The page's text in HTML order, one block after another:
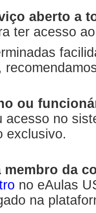
aberto a
ter acesso
ou
acesso no
exclusivo.
da
no eAulas
na